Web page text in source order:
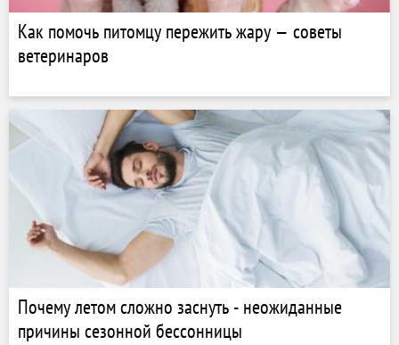
Как помочь питомцу пережить жару — советы
ветеринаров
Почему летом сложно заснуть - неожиданные
причины сезонной бессонницы